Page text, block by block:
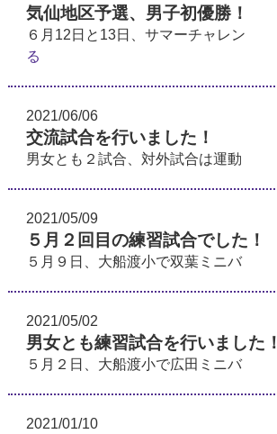
気仙地区予選、男子初優勝！
６月12日と13日、サマーチャレン
る
2021/06/06
交流試合を行いました！
男女とも２試合、対外試合は運動
2021/05/09
５月２回目の練習試合でした！
５月９日、大船渡小で双葉ミニバ
2021/05/02
男女とも練習試合を行いました！
５月２日、大船渡小で広田ミニバ
2021/01/10